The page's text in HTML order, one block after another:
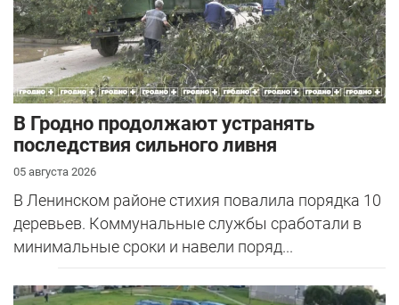
В Гродно продолжают устранять
последствия сильного ливня
05 августа 2026
В Ленинском районе стихия повалила порядка 10
деревьев. Коммунальные службы сработали в
минимальные сроки и навели поряд...